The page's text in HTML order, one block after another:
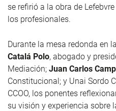
se refirió a la obra de
los profesionales.
Durante la mesa redonda en
Catalá Polo, abogado y
Mediación; Juan Carlos
Constitucional; y Unai Sordo
CCOO, los ponentes
su visión y experiencia sobre